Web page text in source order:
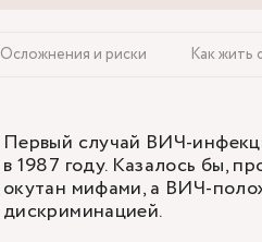
Осложнения и риски Как жить
Первый случай ВИЧ-
в 1987 году. Казалось бы,
окутан мифами, а ВИЧ-
дискриминацией.